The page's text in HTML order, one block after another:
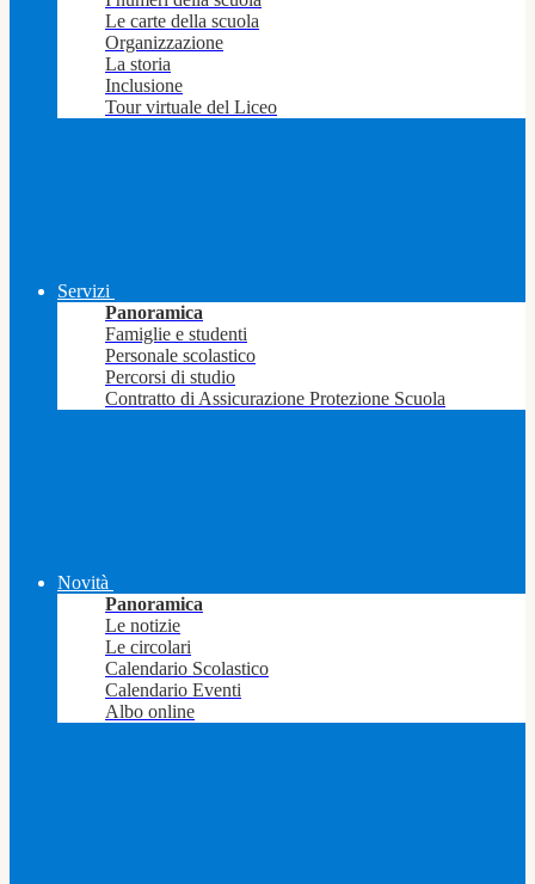
Le carte della scuola
Organizzazione
La storia
Inclusione
Tour virtuale del Liceo
Servizi
Panoramica
Famiglie e studenti
Personale scolastico
Percorsi di studio
Contratto di Assicurazione Protezione Scuola
Novità
Panoramica
Le notizie
Le circolari
Calendario Scolastico
Calendario Eventi
Albo online